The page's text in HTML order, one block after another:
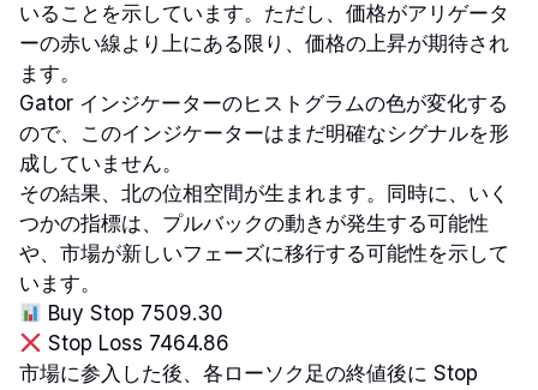
いることを示しています。ただし、価格がアリゲータ
ーの赤い線より上にある限り、価格の上昇が期待され
ます。
Gator インジケーターのヒストグラムの色が変化する
ので、このインジケーターはまだ明確なシグナルを形
成していません。
その結果、北の位相空間が生まれます。同時に、いく
つかの指標は、プルバックの動きが発生する可能性
や、市場が新しいフェーズに移行する可能性を示して
います。
Buy Stop 7509.30
Stop Loss 7464.86
市場に参入した後、各ローソク足の終値後に Stop